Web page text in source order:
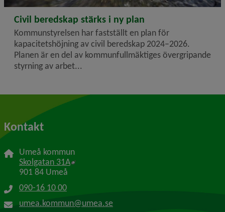
2024-12-03
Civil beredskap stärks i ny plan
Kommunstyrelsen har fastställt en plan för
kapacitetshöjning av civil beredskap 2024–2026.
Planen är en del av kommunfullmäktiges övergripande
styrning av arbet...
Kontakt
Umeå kommun
Skolgatan 31A Länk till annan webbplats, öppnas i nytt
901 84 Umeå
090-16 10 00
umea.kommun@umea.se